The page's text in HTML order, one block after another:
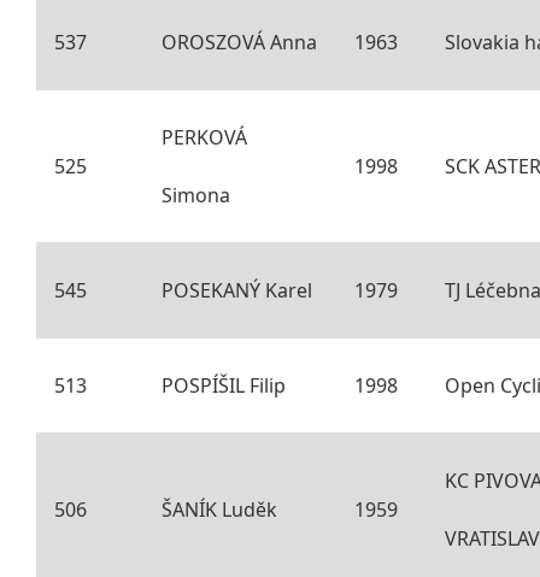
537 OROSZOVÁ Anna 1963 Slovakia
525
PERKOVÁ
Simona
1998 SCK
545 POSEKANÝ Karel 1979 TJ
513 POSPÍŠIL Filip 1998 Open
506 ŠANÍK Luděk 1959
KC